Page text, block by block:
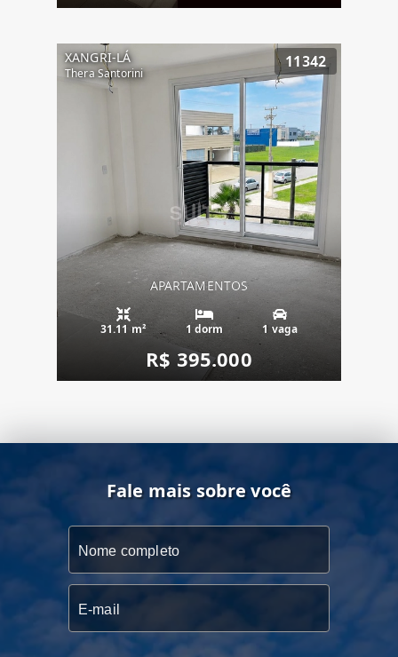
XANGRI-LÁ
Thera Santorini
11342
APARTAMENTOS
31.11 m² 1 dorm 1 vaga
R$ 395.000
Fale mais sobre você